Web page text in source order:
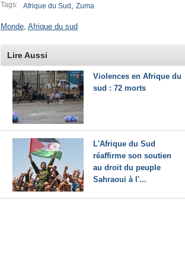
Tags: Afrique du Sud , Zuma
Monde, Afrique du sud
Lire Aussi
Violences en Afrique du
sud : 72 morts
L'Afrique du Sud
réaffirme son soutien
au droit du peuple
Sahraoui à l'...